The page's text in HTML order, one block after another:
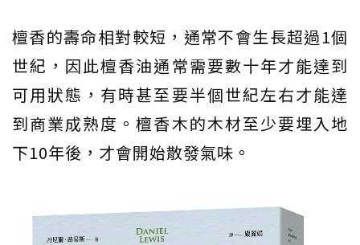
檀香的壽命相對較短，通常不會生長超過1個
世紀，因此檀香油通常需要數十年才能達到
可用狀態，有時甚至要半個世紀左右才能達
到商業成熟度。檀香木的木材至少要埋入地
下10年後，才會開始散發氣味。